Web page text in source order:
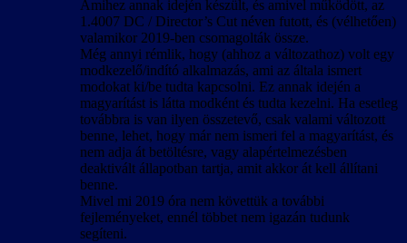
magunkat sikerült végre eljutnunk egy többé-kevésbé befejezettnek
tekinthető állapothoz. Befejezettnek tekinthető, de valószínűleg nem
teljes, mivel több olyan dolog van, leginkább feliratozás terén,
amiről gyanítjuk, hogy valahol benne kellene lennie a játékban, de
mivel észszerű mértékű idő- és munkaráfordítással nem tudtuk
előidézni, ezért vagy teljesen kihagytuk, vagy alapértelmezett
beállításokkal fog megjelenítődni, nem feltétlenül a hangforráshoz
illeszkedő névvel és ikonnal, ha valakinél mégis előkerül.
kezelőelemekből kilógó szövegek stb. Ezek
mellett a játék maga is tartalmaz hibákat, pl.
adatfájlokba “bedrótozott” angol szövegek,
hibás szövegelem-azonosítók stb., melyek
miatt egyes szövegek angolul, vagy egyáltalán
nem jelennek meg. Ezek felderítéséről és
lehetőség szerinti javításáról későbbi
időpontban intézkedünk.
Amihez annak idején készült, és amivel működött, az
1.4007 DC / Director’s Cut néven futott, és (vélhetően)
valamikor 2019-ben csomagolták össze.
Még annyi rémlik, hogy (ahhoz a változathoz) volt egy
modkezelő/indító alkalmazás, ami az általa ismert
modokat ki/be tudta kapcsolni. Ez annak idején a
magyarítást is látta modként és tudta kezelni. Ha esetleg
továbbra is van ilyen összetevő, csak valami változott
benne, lehet, hogy már nem ismeri fel a magyarítást, és
nem adja át betöltésre, vagy alapértelmezésben
deaktivált állapotban tartja, amit akkor át kell állítani
benne.
Mivel mi 2019 óra nem követtük a további
fejleményeket, ennél többet nem igazán tudunk
segíteni.